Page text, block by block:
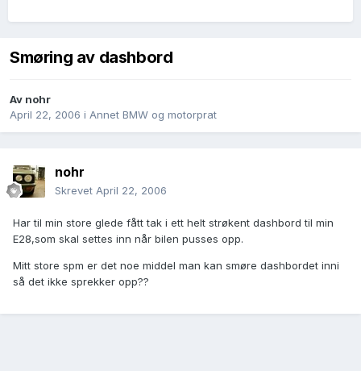
Smøring av dashbord
Av nohr
April 22, 2006 i Annet BMW og motorprat
nohr
Skrevet April 22, 2006
Har til min store glede fått tak i ett helt strøkent dashbord til min
E28,som skal settes inn når bilen pusses opp.
Mitt store spm er det noe middel man kan smøre dashbordet inni
så det ikke sprekker opp??